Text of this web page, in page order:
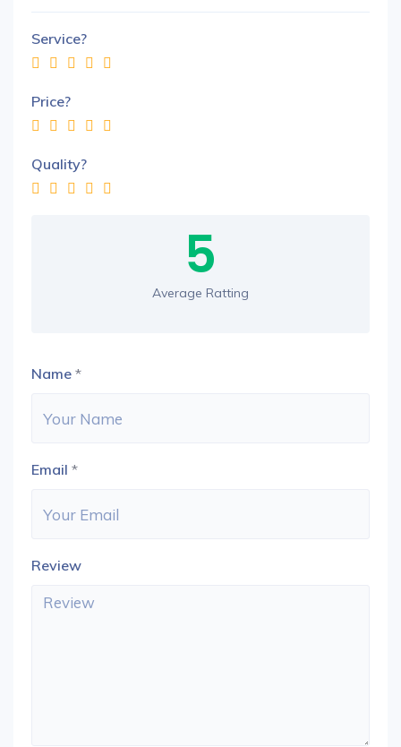
Service?
Price?
Quality?
5
Average Ratting
Name *
Email *
Review